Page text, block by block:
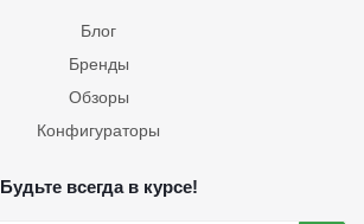
Блог
Бренды
Обзоры
Конфигураторы
Будьте всегда в курсе!